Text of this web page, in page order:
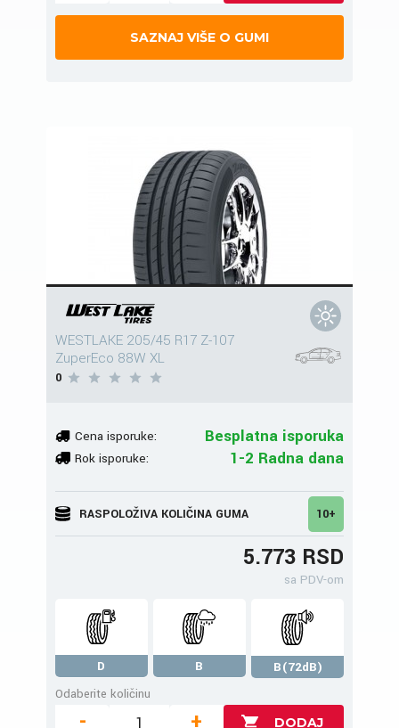
SAZNAJ VIŠE O GUMI
WESTLAKE 205/45 R17 Z-107
ZuperEco 88W XL
0
Cena isporuke: Besplatna isporuka
Rok isporuke: 1-2 Radna dana
RASPOLOŽIVA KOLIČINA GUMA 10+
5.773 RSD
sa PDV-om
D B
B(72dB)
Odaberite količinu